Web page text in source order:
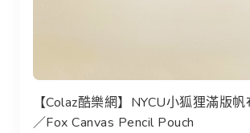
【Colaz酷樂網】NYCU小狐狸滿
【Colaz酷樂網】NYCU小狐狸滿版
／Fox Canvas Pencil Pouch